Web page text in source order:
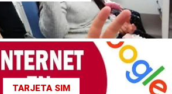
TARJETA SIM